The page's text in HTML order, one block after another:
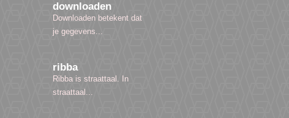
downloaden
Downloaden betekent dat
je gegevens...
ribba
Ribba is straattaal. In
straattaal...